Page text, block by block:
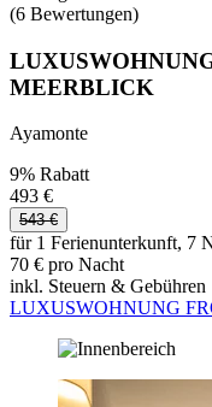
(6 Bewertungen)
MEERBLICK
Ayamonte
9% Rabatt
493 €
543 €
für 1 Ferienunterkunft, 7
70 € pro Nacht
inkl. Steuern & Gebühren
LUXUSWOHNUNG